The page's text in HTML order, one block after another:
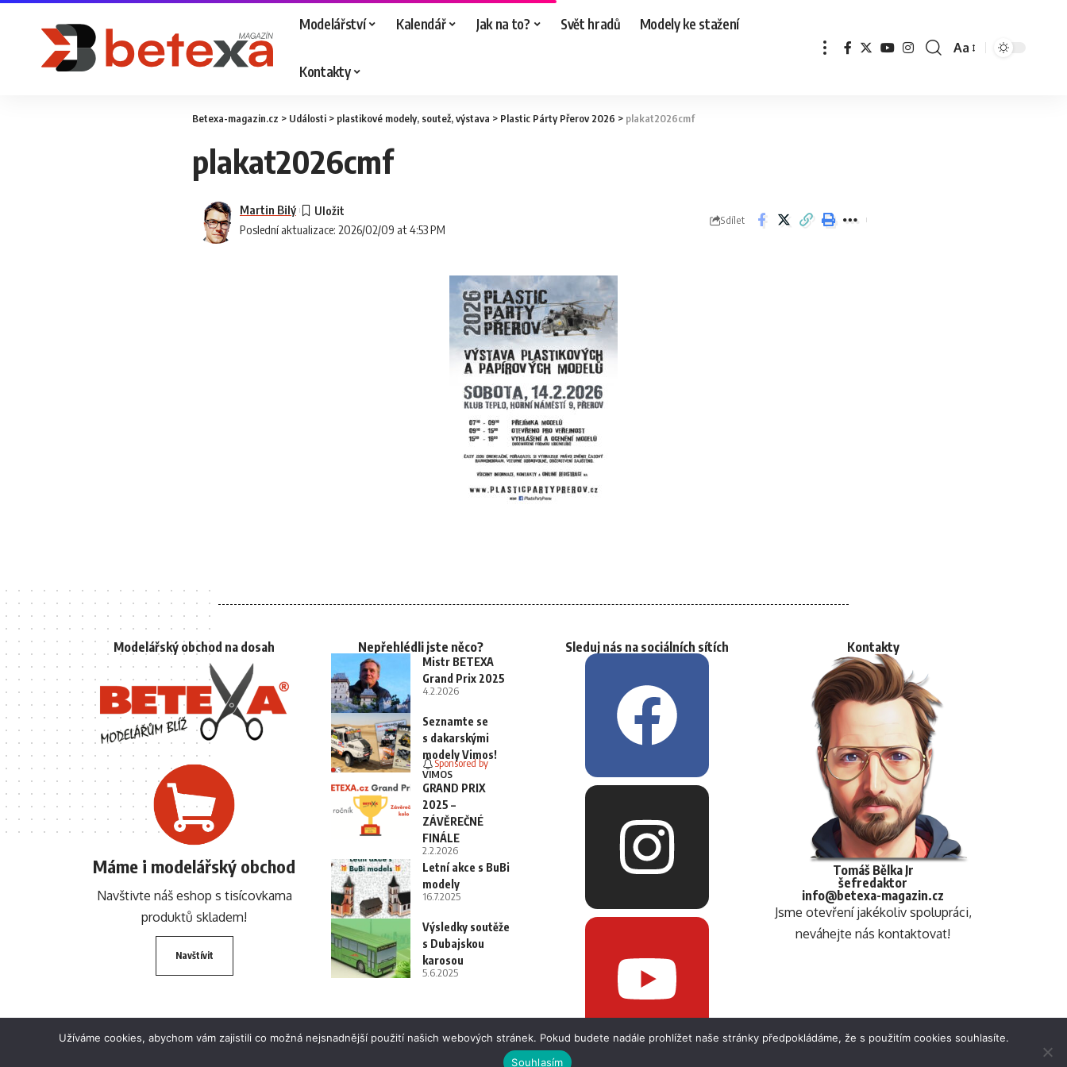
Modelářství Kalendář Jak na to? Svět hradů Modely ke stažení
Kontakty
Aa
Betexa-magazin.cz > Události > plastikové modely, soutež,výstava > Plastic Párty Přerov 2026 > plakat2026cmf
plakat2026cmf
Poslední aktualizace: 2026/02/09 at 4:53 PM
Martin Bilý
Sdílet
Modelářský obchod na dosah
Máme i modelářský obchod
Navštivte náš eshop s tisícovkama
produktů skladem!
Navštívit
Nepřehlédli jste něco?
Mistr BETEXA
Grand Prix 2025
4.2.2026
Seznamte se
s dakarskými
modely Vimos!
Sponsored by
VIMOS
GRAND PRIX
2025 –
ZÁVĚREČNÉ
FINÁLE
2.2.2026
Letní akce s BuBi
modely
16.7.2025
Výsledky soutěže
s Dubajskou
karosou
5.6.2025
Sleduj nás na sociálních sítích Kontakty
Tomáš Bělka Jr
šefredaktor
info@betexa-magazin.cz
Jsme otevření jakékoliv spolupráci,
neváhejte nás kontaktovat!
Užíváme cookies, abychom vám zajistili co možná nejsnadnější použití našich webových stránek. Pokud budete nadále prohlížet naše stránky předpokládáme, že s použitím cookies souhlasíte.
Souhlasím